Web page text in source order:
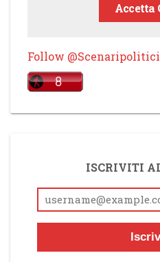
Accetta
Follow @Scenaripolitici
ISCRIVITI